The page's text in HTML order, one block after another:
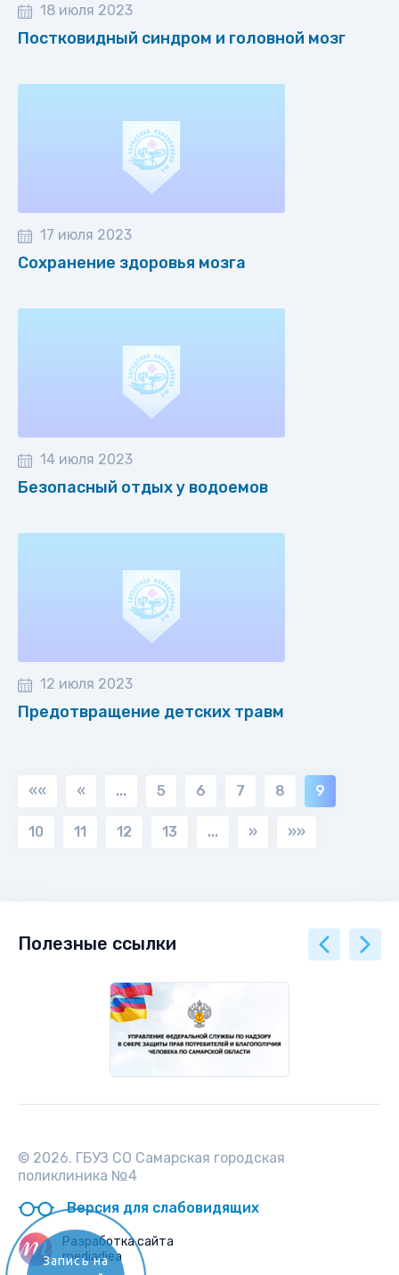
18 июля 2023
Постковидный синдром и головной мозг
17 июля 2023
Сохранение здоровья мозга
14 июля 2023
Безопасный отдых у водоемов
12 июля 2023
Предотвращение детских травм
«« « ... 5 6 7 8 9
10 11 12 13 ... » »»
Полезные ссылки
© 2026. ГБУЗ СО Самарская городская
поликлиника №4
Версия для слабовидящих
Разработка сайта
mediadiea
Запись на